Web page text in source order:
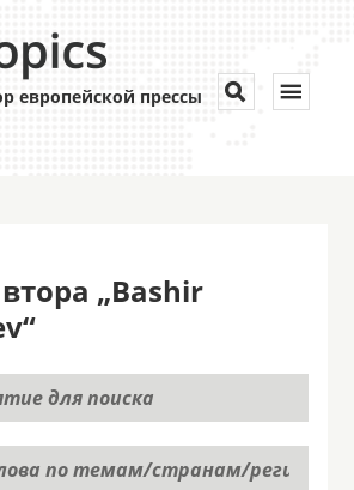
европейской прессы Toggle


„Bashir